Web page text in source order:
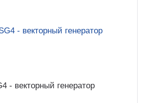
- векторный генератор